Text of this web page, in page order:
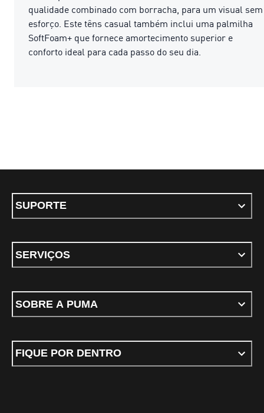
qualidade combinado com borracha, para um visual sem
esforço. Este têns casual também inclui uma palmilha
SoftFoam+ que fornece amortecimento superior e
conforto ideal para cada passo do seu dia.
SUPORTE
SERVIÇOS
SOBRE A PUMA
FIQUE POR DENTRO